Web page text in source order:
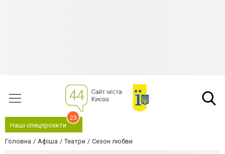
Наші спецпроєкти
23
Головна Афіша Театри Сезон любви